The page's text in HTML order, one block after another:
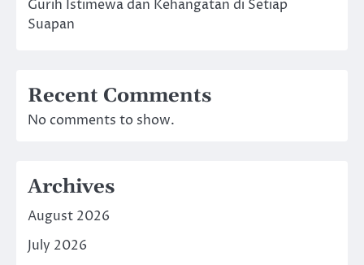
Gurih Istimewa dan Kehangatan di Setiap
Suapan
Recent Comments
No comments to show.
Archives
August 2026
July 2026